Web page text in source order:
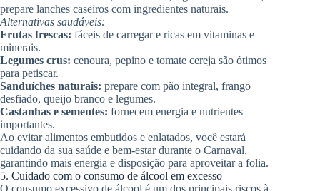
prepare lanches caseiros com ingredientes naturais.
Alternativas saudáveis:
Frutas frescas: fáceis de carregar e ricas em vitaminas e
minerais.
Legumes crus: cenoura, pepino e tomate cereja são ótimos
para petiscar.
Sanduíches naturais: prepare com pão integral, frango
desfiado, queijo branco e legumes.
Castanhas e sementes: fornecem energia e nutrientes
importantes.
Ao evitar alimentos embutidos e enlatados, você estará
cuidando da sua saúde e bem-estar durante o Carnaval,
garantindo mais energia e disposição para aproveitar a folia.
5. Cuidado com o consumo de álcool em excesso
O consumo excessivo de álcool é um dos principais riscos à